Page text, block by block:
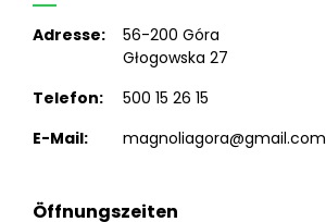
Adresse:
56-200 Góra
Głogowska 27
Telefon:
500 15 26 15
E-Mail:
magnoliagora@gmail.com
Öffnungszeiten